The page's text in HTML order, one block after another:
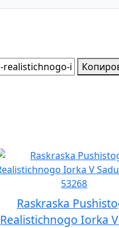
Raskraska
Realistichnogo Iorka